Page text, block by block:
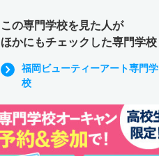
この専門学校を見た人が
ほかにもチェックした専門学校
福岡ビューティーアート専門学
校